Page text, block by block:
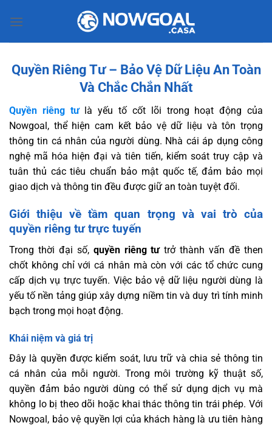
qua
Quyền Riêng Tư – Bảo Vệ Dữ Liệu An Toàn
Và Chắc Chắn Nhất
Quyền riêng tư là yếu tố cốt lõi trong hoạt động của
Nowgoal, thể hiện cam kết bảo vệ dữ liệu và tôn trọng
thông tin cá nhân của người dùng. Nhà cái áp dụng công
nghệ mã hóa hiện đại và tiên tiến, kiểm soát truy cập và
tuân thủ các tiêu chuẩn bảo mật quốc tế, đảm bảo mọi
giao dịch và thông tin đều được giữ an toàn tuyệt đối.
Giới thiệu về tầm quan trọng và vai trò của
quyền riêng tư trực tuyến
Trong thời đại số, quyền riêng tưtrở thành vấn đề then
chốt không chỉ với cá nhân mà còn với các tổ chức cung
cấp dịch vụ trực tuyến. Việc bảo vệ dữ liệu người dùng là
yếu tố nền tảng giúp xây dựng niềm tin và duy trì tính minh
bạch trong mọi hoạt động.
Khái niệm và giá trị
Đây là quyền được kiểm soát, lưu trữ và chia sẻ thông tin
cá nhân của mỗi người. Trong môi trường kỹ thuật số,
quyền đảm bảo người dùng có thể sử dụng dịch vụ mà
không lo bị theo dõi hoặc khai thác thông tin trái phép. Với
Nowgoal, bảo vệ quyền lợi của khách hàng là ưu tiên hàng